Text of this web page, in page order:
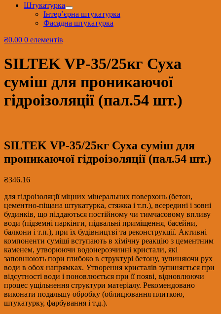
Штукатурка
Інтер’єрна штукатурка
Фасадна штукатурка
₴0.00 0 елементів
SILTEK VP-35/25кг Суха
суміш для проникаючої
гідроізоляції (пал.54 шт.)
SILTEK VP-35/25кг Суха суміш для
проникаючої гідроізоляції (пал.54 шт.)
₴346.16
для гідроізоляції міцних мінеральних поверхонь (бетон,
цементно-піщана штукатурка, стяжка і т.п.), всередині і зовні
будинків, що піддаються постійному чи тимчасовому впливу
води (підземні паркінги, підвальні приміщення, басейни,
балкони і т.п.), при їх будівництві та реконструкції. Активні
компоненти суміші вступають в хімічну реакцію з цементним
каменем, утворюючи водонерозчинні кристали, які
заповнюють пори глибоко в структурі бетону, зупиняючи рух
води в обох напрямках. Утворення кристалів зупиняється при
відсутності води і поновлюється при її появі, відновлюючи
процес ущільнення структури матеріалу. Рекомендовано
виконати подальшу обробку (облицювання плиткою,
штукатурку, фарбування і т.д.).